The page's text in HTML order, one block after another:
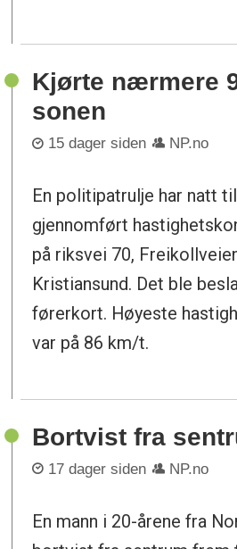
Kjørte nærmere
sonen
15 dager siden NP.no
En politipatrulje har natt
gjennomført
på riksvei 70,
Kristiansund. Det ble
førerkort. Høyeste
var på 86 km/t.
Bortvist fra
17 dager siden NP.no
En mann i 20-årene fra